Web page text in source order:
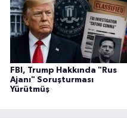
FBI, Trump Hakkında "Rus
Ajanı" Soruşturması
Yürütmüş